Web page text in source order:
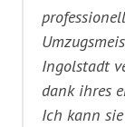
Ingolstadt
dank ihres
Ich kann